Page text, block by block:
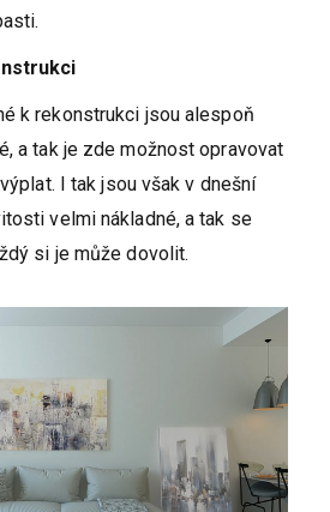
k rekonstrukci jsou alespoň
a tak je zde možnost opravovat
I tak jsou však v dnešní
velmi nákladné, a tak se
si je může dovolit.